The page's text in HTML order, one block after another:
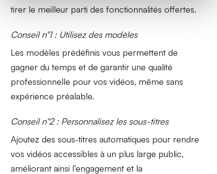
tirer le meilleur parti des fonctionnalités offertes.
Conseil n°1 : Utilisez des modèles
Les modèles prédéfinis vous permettent de
gagner du temps et de garantir une qualité
professionnelle pour vos vidéos, même sans
expérience préalable.
Conseil n°2 : Personnalisez les sous-titres
Ajoutez dessous-titres automatiques pour rendre
vos vidéos accessibles à un plus large public,
améliorant ainsi l’engagement et la